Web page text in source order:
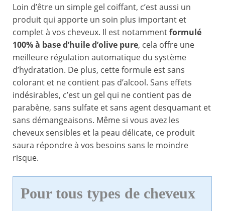
Loin d’être un simple gel coiffant, c’est aussi un
produit qui apporte un soin plus important et
complet à vos cheveux. Il est notammentformulé
100% à base d’huile d’olive pure, cela offre une
meilleure régulation automatique du système
d’hydratation. De plus, cette formule est sans
colorant et ne contient pas d’alcool. Sans effets
indésirables, c’est un gel qui ne contient pas de
parabène, sans sulfate et sans agent desquamant et
sans démangeaisons. Même si vous avez les
cheveux sensibles et la peau délicate, ce produit
saura répondre à vos besoins sans le moindre
risque.
Pour tous types de cheveux